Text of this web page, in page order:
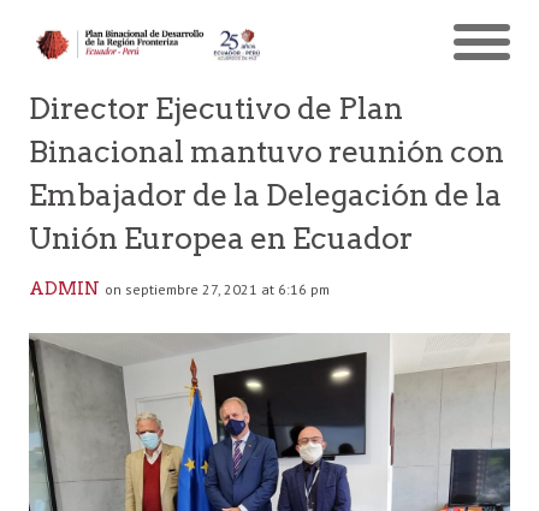
Director Ejecutivo de Plan
Binacional mantuvo reunión con
Embajador de la Delegación de la
Unión Europea en Ecuador
ADMIN on septiembre 27, 2021 at 6:16 pm